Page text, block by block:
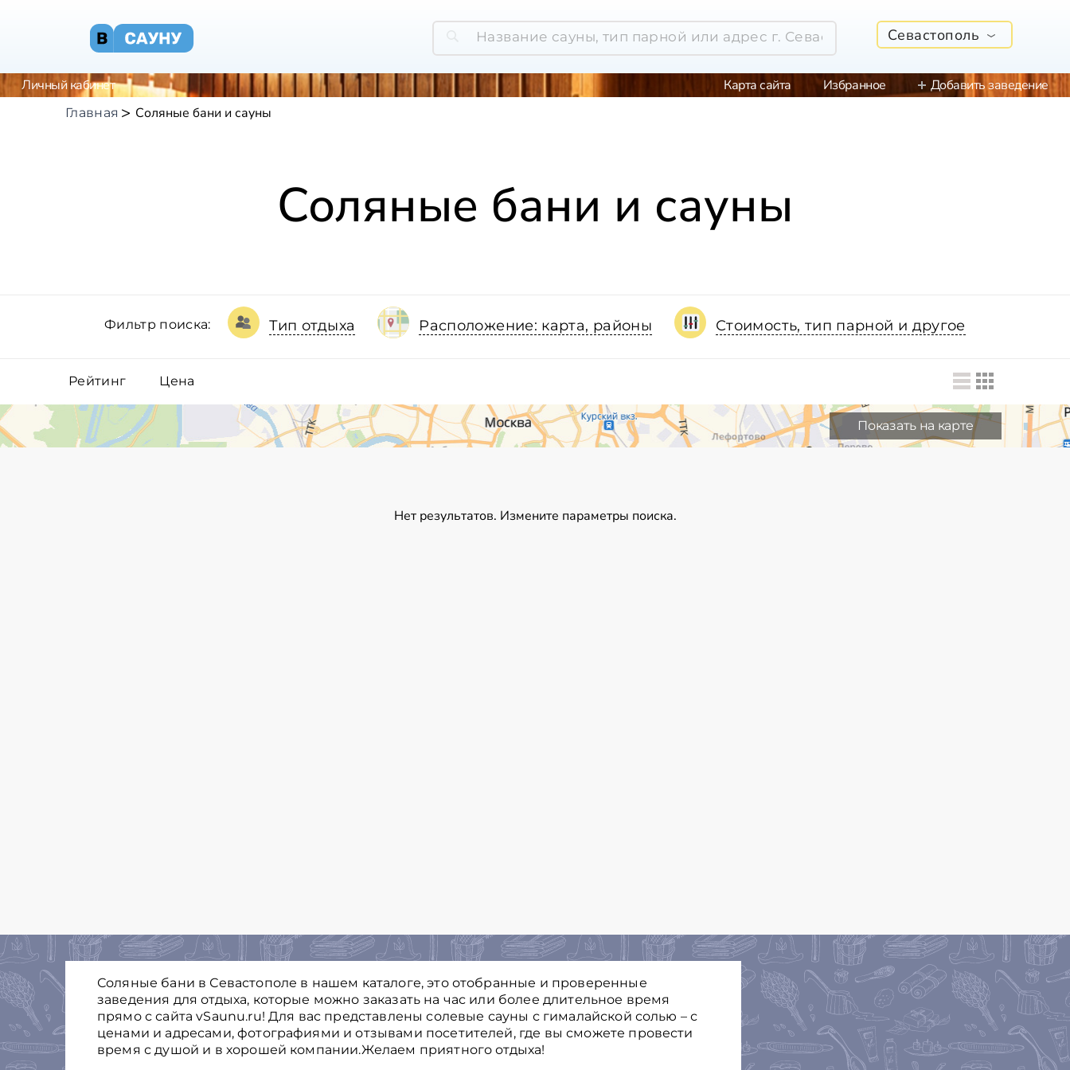
Севастополь
Личный кабинет Карта сайта Избранное Добавить заведение
Главная Соляные бани и сауны
Соляные бани и сауны
Фильтр поиска: Тип отдыха Расположение: карта, районы Стоимость, тип парной и другое
Рейтинг Цена
Показать на карте
Нет результатов. Измените параметры поиска.
Соляные бани в Севастополе в нашем каталоге, это отобранные и проверенные
заведения для отдыха, которые можно заказать на час или более длительное время
прямо с сайта vSaunu.ru! Для вас представлены солевые сауны с гималайской солью – с
ценами и адресами, фотографиями и отзывами посетителей, где вы сможете провести
время с душой и в хорошей компании.Желаем приятного отдыха!